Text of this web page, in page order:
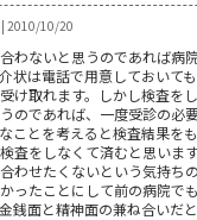
| 2010/10/20
わないと思うのであれば病
状は電話で用意しておいて
け取れます。しかし検査を
のであれば、一度受診の必
ことを考えると検査結果を
査をしなくて済むと思いま
わせたくないという気持ち
ったことにして前の病院で
銭面と精神面の兼ね合いだと